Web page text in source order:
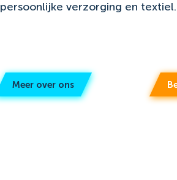
persoonlijke verzorging en textiel.
Meer over ons